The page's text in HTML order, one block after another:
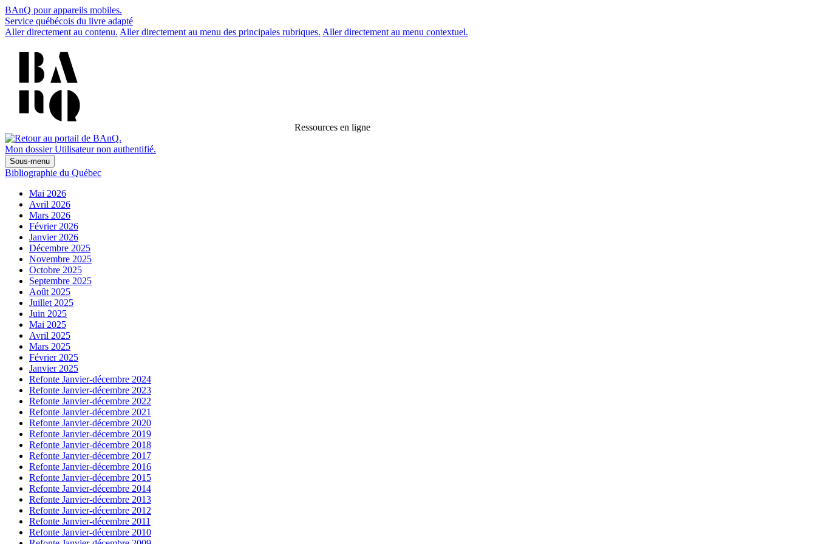
BAnQ pour appareils mobiles.
Service québécois du livre adapté
Aller directement au contenu. Aller directement au menu des principales rubriques. Aller directement au menu contextuel.
Ressources en ligne
Mon dossier Utilisateur non authentifié.
Sous-menu
Bibliographie du Québec
Mai 2026
Avril 2026
Mars 2026
Février 2026
Janvier 2026
Décembre 2025
Novembre 2025
Octobre 2025
Septembre 2025
Août 2025
Juillet 2025
Juin 2025
Mai 2025
Avril 2025
Mars 2025
Février 2025
Janvier 2025
Refonte Janvier-décembre 2024
Refonte Janvier-décembre 2023
Refonte Janvier-décembre 2022
Refonte Janvier-décembre 2021
Refonte Janvier-décembre 2020
Refonte Janvier-décembre 2019
Refonte Janvier-décembre 2018
Refonte Janvier-décembre 2017
Refonte Janvier-décembre 2016
Refonte Janvier-décembre 2015
Refonte Janvier-décembre 2014
Refonte Janvier-décembre 2013
Refonte Janvier-décembre 2012
Refonte Janvier-décembre 2011
Refonte Janvier-décembre 2010